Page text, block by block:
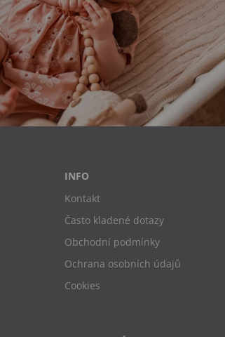
INFO
Kontakt
Často kladené dotazy
Obchodní podmínky
Ochrana osobních údajů
Cookies